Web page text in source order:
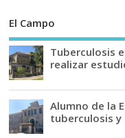
El Campo
Tuberculosis
realizar
Alumno de la
tuberculosis